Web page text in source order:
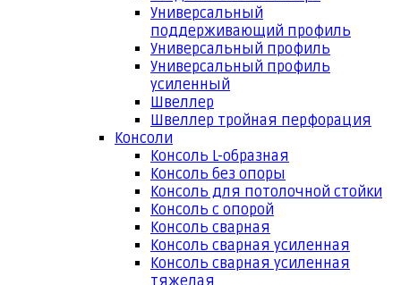
Универсальный
поддерживающий профиль
Универсальный профиль
Универсальный профиль
усиленный
Швеллер
Швеллер тройная перфорация
Консоли
Консоль L-образная
Консоль без опоры
Консоль для потолочной стойки
Консоль с опорой
Консоль сварная
Консоль сварная усиленная
Консоль сварная усиленная
тяжелая